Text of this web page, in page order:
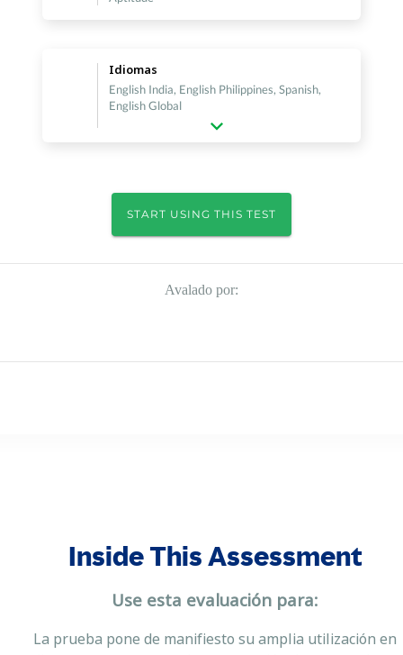
Idiomas
English India, English Philippines, Spanish,
English Global
START USING THIS TEST
Avalado por:
Inside This Assessment
Use esta evaluación para:
La prueba pone de manifiesto su amplia utilización en